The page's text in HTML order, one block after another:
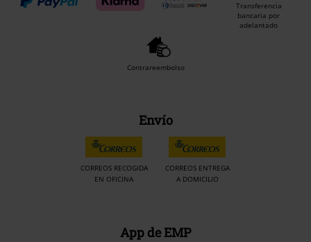
Transferencia
bancaria por
adelantado
Contrareembolso
Envío
CORREOS RECOGIDA
EN OFICINA
CORREOS ENTREGA
A DOMICILIO
App de EMP